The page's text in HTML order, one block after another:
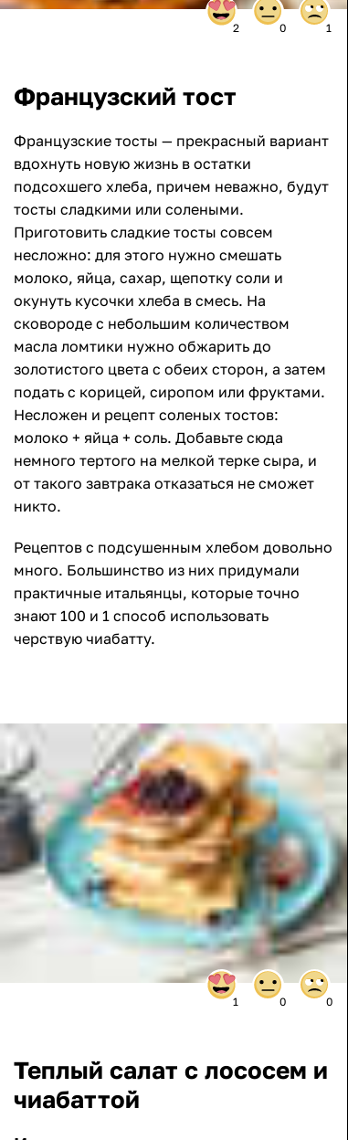
2 0 1
Французский тост
Французские тосты — прекрасный вариант
вдохнуть новую жизнь в остатки
подсохшего хлеба, причем неважно, будут
тосты сладкими или солеными.
Приготовить сладкие тосты совсем
несложно: для этого нужно смешать
молоко, яйца, сахар, щепотку соли и
окунуть кусочки хлеба в смесь. На
сковороде с небольшим количеством
масла ломтики нужно обжарить до
золотистого цвета с обеих сторон, а затем
подать с корицей, сиропом или фруктами.
Несложен и рецепт соленых тостов:
молоко + яйца + соль. Добавьте сюда
немного тертого на мелкой терке сыра, и
от такого завтрака отказаться не сможет
никто.
Рецептов с подсушенным хлебом довольно
много. Большинство из них придумали
практичные итальянцы, которые точно
знают 100 и 1 способ использовать
черствую чиабатту.
1 0 0
Теплый салат с лососем и
чиабаттой